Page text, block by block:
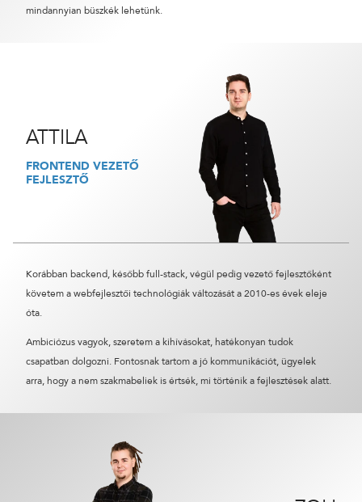
mindannyian büszkék lehetünk.
ATTILA
FRONTEND VEZETŐ
FEJLESZTŐ
Korábban backend, később full-stack, végül pedig vezető fejlesztőként
követem a webfejlesztői technológiák változását a 2010-es évek eleje
óta.
Ambiciózus vagyok, szeretem a kihívásokat, hatékonyan tudok
csapatban dolgozni. Fontosnak tartom a jó kommunikációt, ügyelek
arra, hogy a nem szakmabeliek is értsék, mi történik a fejlesztések alatt.